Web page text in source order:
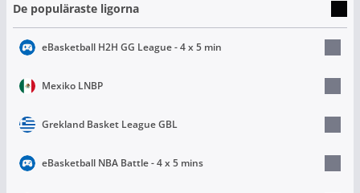
De populäraste ligorna
eBasketball H2H GG League - 4 x 5 min
Mexiko LNBP
Grekland Basket League GBL
eBasketball NBA Battle - 4 x 5 mins